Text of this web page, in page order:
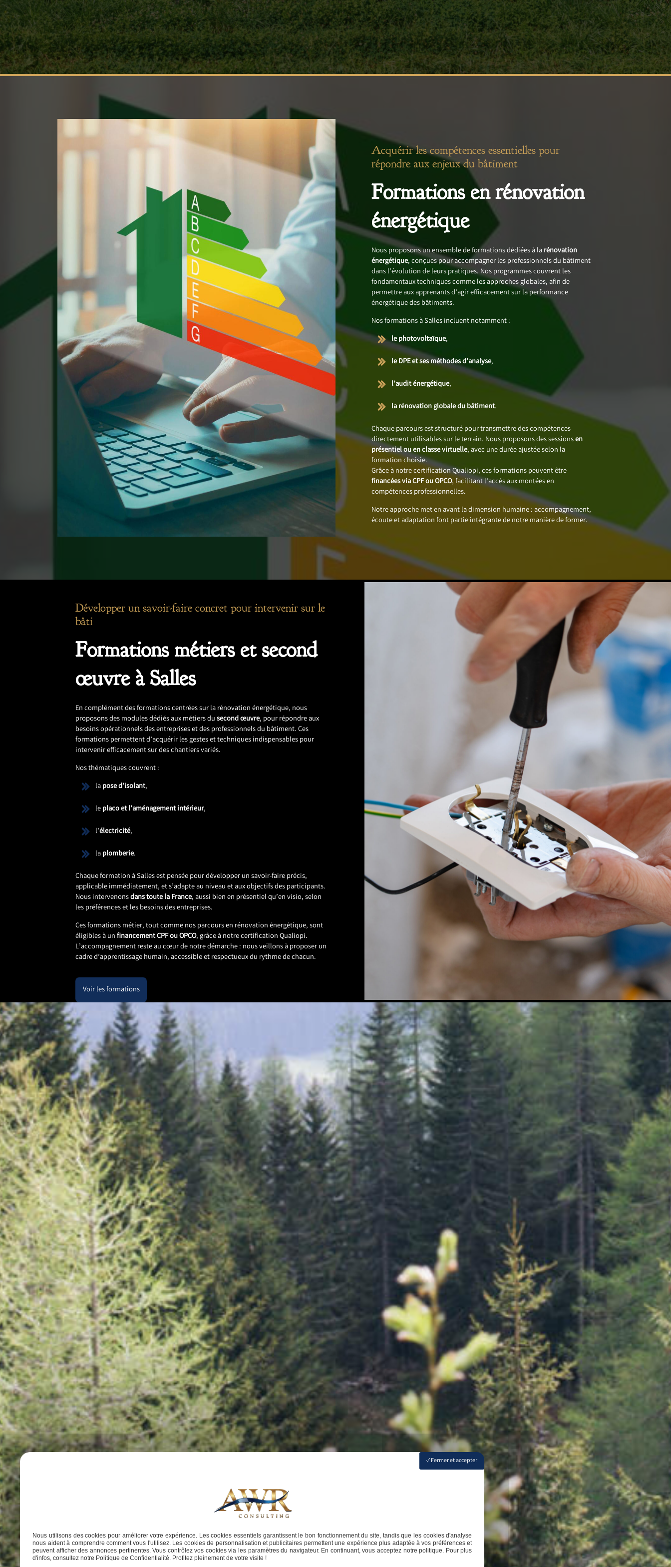
Acquérir les compétences essentielles pour
répondre aux enjeux du bâtiment
Formations en rénovation
énergétique
Nous proposons un ensemble de formations dédiées à larénovation
énergétique, conçues pour accompagner les professionnels du bâtiment
dans l’évolution de leurs pratiques. Nos programmes couvrent les
fondamentaux techniques comme les approches globales, afin de
permettre aux apprenants d’agir efficacement sur la performance
énergétique des bâtiments.
Nos formations à Salles incluent notamment :
le photovoltaïque,
le DPE et ses méthodes d’analyse,
l’audit énergétique,
la rénovation globale du bâtiment.
Chaque parcours est structuré pour transmettre des compétences
directement utilisables sur le terrain. Nous proposons des sessionsen
présentiel ou en classe virtuelle, avec une durée ajustée selon la
formation choisie.
Grâce à notre certification Qualiopi, ces formations peuvent être
financées via CPF ou OPCO, facilitant l’accès aux montées en
compétences professionnelles.
Notre approche met en avant la dimension humaine : accompagnement,
écoute et adaptation font partie intégrante de notre manière de former.
Développer un savoir-faire concret pour intervenir sur le
bâti
Formations métiers et second
œuvre à Salles
En complément des formations centrées sur la rénovation énergétique, nous
proposons des modules dédiés aux métiers dusecond œuvre, pour répondre aux
besoins opérationnels des entreprises et des professionnels du bâtiment. Ces
formations permettent d’acquérir les gestes et techniques indispensables pour
intervenir efficacement sur des chantiers variés.
Nos thématiques couvrent :
lapose d’isolant,
leplaco et l’aménagement intérieur,
l’électricité,
laplomberie.
Chaque formation à Salles est pensée pour développer un savoir-faire précis,
applicable immédiatement, et s’adapte au niveau et aux objectifs des participants.
Nous intervenonsdans toute la France, aussi bien en présentiel qu’en visio, selon
les préférences et les besoins des entreprises.
Ces formations métier, tout comme nos parcours en rénovation énergétique, sont
éligibles à unfinancement CPF ou OPCO, grâce à notre certification Qualiopi.
L’accompagnement reste au cœur de notre démarche : nous veillons à proposer un
cadre d’apprentissage humain, accessible et respectueux du rythme de chacun.
Voir les formations
Fermer et accepter
Nous utilisons des cookies pour améliorer votre expérience. Les cookies essentiels garantissent le bon fonctionnement du site, tandis que les cookies d'analyse
nous aident à comprendre comment vous l'utilisez. Les cookies de personnalisation et publicitaires permettent une expérience plus adaptée à vos préférences et
peuvent afficher des annonces pertinentes. Vous contrôlez vos cookies via les paramètres du navigateur. En continuant, vous acceptez notre politique. Pour plus
d'infos, consultez notre Politique de Confidentialité. Profitez pleinement de votre visite !